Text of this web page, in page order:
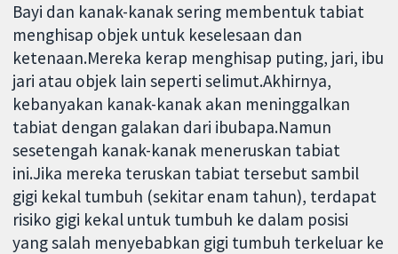
Bayi dan kanak-kanak sering membentuk tabiat
menghisap objek untuk keselesaan dan
ketenaan.Mereka kerap menghisap puting, jari, ibu
jari atau objek lain seperti selimut.Akhirnya,
kebanyakan kanak-kanak akan meninggalkan
tabiat dengan galakan dari ibubapa.Namun
sesetengah kanak-kanak meneruskan tabiat
ini.Jika mereka teruskan tabiat tersebut sambil
gigi kekal tumbuh (sekitar enam tahun), terdapat
risiko gigi kekal untuk tumbuh ke dalam posisi
yang salah menyebabkan gigi tumbuh terkeluar ke